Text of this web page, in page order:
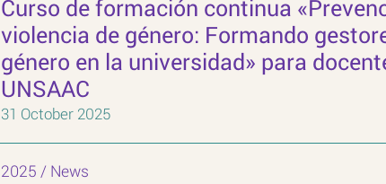
Curso de formación continua
violencia de género: Formando
género en la universidad» para
UNSAAC
31 October 2025
2025 / News